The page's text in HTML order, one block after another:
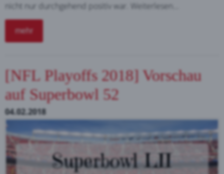
nicht nur durchgehend positiv war. Weiterlesen...
mehr
[NFL Playoffs 2018] Vorschau
auf Superbowl 52
04.02.2018